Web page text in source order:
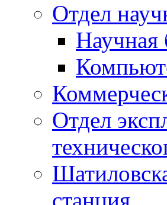
Отдел
Научная
Отдел